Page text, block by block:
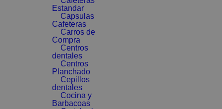
Estandar
Capsulas
Cafeteras
Carros de
Compra
Centros
dentales
Centros
Planchado
Cepillos
dentales
Cocina y
Barbacoas